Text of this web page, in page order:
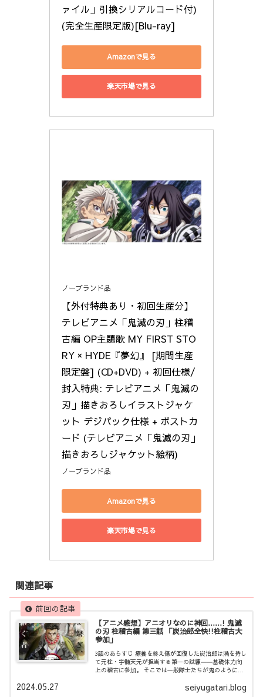
ァイル」引換シリアルコード付)
(完全生産限定版)[Blu-ray]
Amazonで見る
楽天市場で見る
ノーブランド品
【外付特典あり・初回生産分】
テレビアニメ「鬼滅の刃」柱稽
古編 OP主題歌 MY FIRST STO
RY × HYDE『夢幻』 [期間生産
限定盤] (CD+DVD) + 初回仕様/
封入特典: テレビアニメ「鬼滅の
刃」描きおろしイラストジャケ
ット デジパック仕様 + ポストカ
ード (テレビアニメ「鬼滅の刃」
描きおろしジャケット絵柄)
ノーブランド品
Amazonで見る
楽天市場で見る
関連記事
【アニメ感想】アニオリなのに神回……! 鬼滅
の刃 柱稽古編 第三話 「炭治郎全快!!柱稽古大
参加」
3話のあらすじ 療養を終え傷が回復した炭治郎は満を持し
て元柱・宇髄天元が担当する第一の試練――基礎体力向
上の稽古に参加。 そこでは一般隊士たちが鬼のように厳
戦いを生き残った炭治郎と宇髄の圧倒的な強さに隊士た
seiyugatari.blog
2024.05.27